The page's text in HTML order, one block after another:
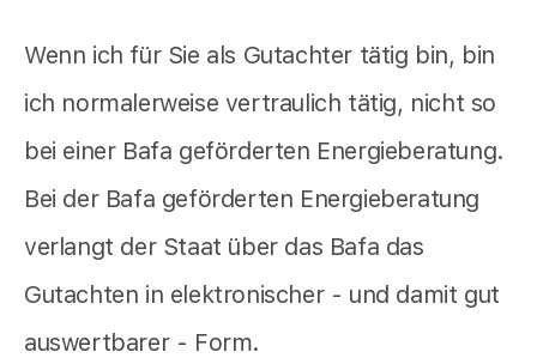
Wenn ich für Sie als Gutachter tätig bin, bin
ich normalerweise vertraulich tätig, nicht so
bei einer Bafa geförderten Energieberatung.
Bei der Bafa geförderten Energieberatung
verlangt der Staat über das Bafa das
Gutachten in elektronischer - und damit gut
auswertbarer - Form.